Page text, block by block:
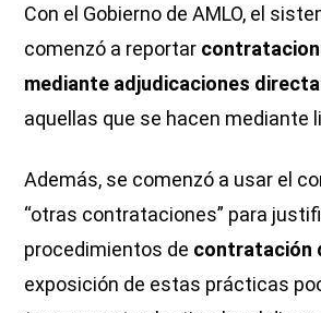
Con el Gobierno de AMLO, el
comenzó a reportar
mediante adjudicaciones
aquellas que se hacen mediante
Además, se comenzó a usar el
“otras contrataciones” para
procedimientos de contratación
exposición de estas prácticas